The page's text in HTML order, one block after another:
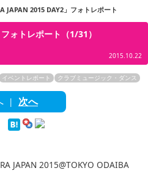
本語
한국어
體中文
Viêt
JAPAN 2015 DAY2」フォトレポート
ォトレポート（1/31）
2015.10.22
イベントレポート クラブミュージック・ダンス
| 次へ
JAPAN 2015@TOKYO ODAIBA